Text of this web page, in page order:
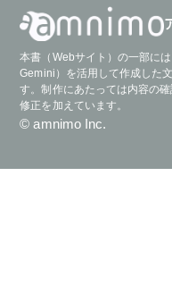
本書（Webサイト）の一部に
Gemini）を活用して作成した
す。制作にあたっては内容の
修正を加えています。
© amnimo Inc.